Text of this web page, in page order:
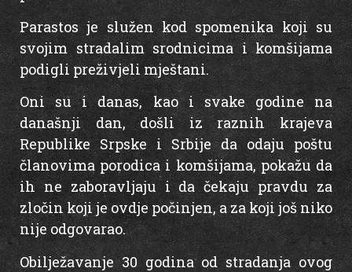
Parastos je služen kod spomenika koji su
svojim stradalim srodnicima i komšijama
podigli preživjeli mještani.
Oni su i danas, kao i svake godine na
današnji dan, došli iz raznih krajeva
Republike Srpske i Srbije da odaju poštu
članovima porodica i komšijama, pokažu da
ih ne zaboravljaju i da čekaju pravdu za
zločin koji je ovdje počinjen, a za koji još niko
nije odgovarao.
Obilježavanje 30 godina od stradanja ovog